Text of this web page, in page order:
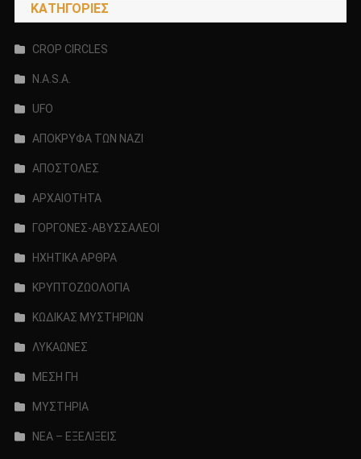
KΑΤΗΓΟΡΊΕΣ
CROP CIRCLES
N.A.S.A.
UFO
ΑΠΟΚΡΥΦΑ ΤΩΝ ΝΑΖΙ
ΑΠΟΣΤΟΛΕΣ
ΑΡΧΑΙΟΤΗΤΑ
ΓΟΡΓΟΝΕΣ-ΑΒΥΣΣΑΛΕΟΙ
ΗΧΗΤΙΚΑ ΑΡΘΡΑ
ΚΡΥΠΤΟΖΩΟΛΟΓΙΑ
ΚΩΔΙΚΑΣ ΜΥΣΤΗΡΙΩΝ
ΛΥΚΑΩΝΕΣ
ΜΕΣΗ ΓΗ
ΜΥΣΤΗΡΙΑ
ΝΕΑ – ΕΞΕΛΙΞΕΙΣ